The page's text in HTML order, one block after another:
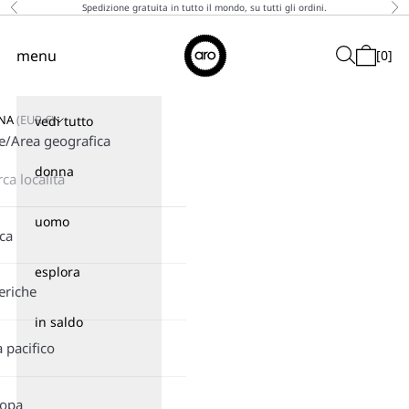
↵Skip to content
↵Skip to menu
↵Skip to footer
↵Open Accessibility Widget
Vai al contenuto
Precedente Spedizione gratuita in tutto il mondo, su tutti gli ordini.
Aro
Menù
menu Cerca
Carrello
[0]
vedi tutto
donna
uomo
esplora
in saldo
(EUR€)
Area geografica
pacifico